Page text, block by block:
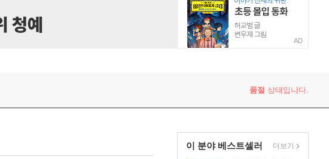
AD
품절 상태입니다.
이 분야 베스트셀러 더보기